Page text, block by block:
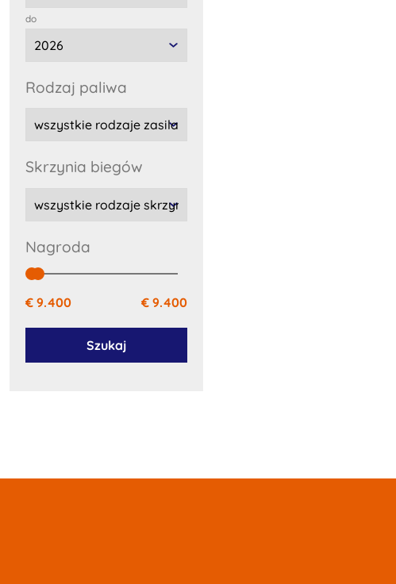
do
rodzaj paliwa
skrzynia biegów
Nagroda
€ 9.400 € 9.400
Szukaj